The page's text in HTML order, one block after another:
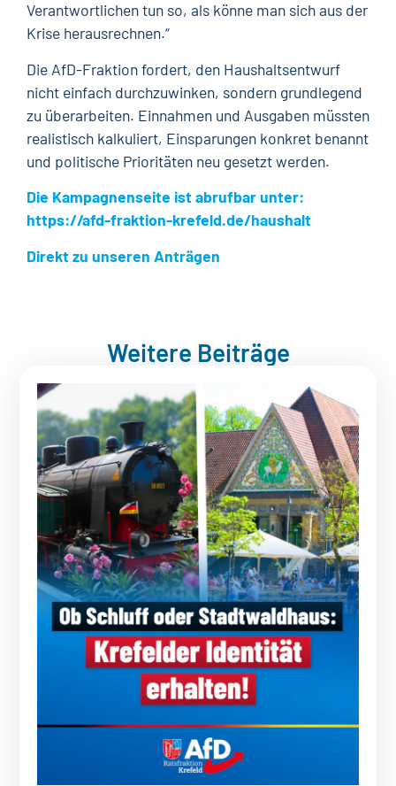
Verantwortlichen tun so, als könne man sich aus der
Krise herausrechnen.“
Die AfD-Fraktion fordert, den Haushaltsentwurf
nicht einfach durchzuwinken, sondern grundlegend
zu überarbeiten. Einnahmen und Ausgaben müssten
realistisch kalkuliert, Einsparungen konkret benannt
und politische Prioritäten neu gesetzt werden.
Die Kampagnenseite ist abrufbar unter:
https://afd-fraktion-krefeld.de/haushalt
Direkt zu unseren Anträgen
Weitere Beiträge